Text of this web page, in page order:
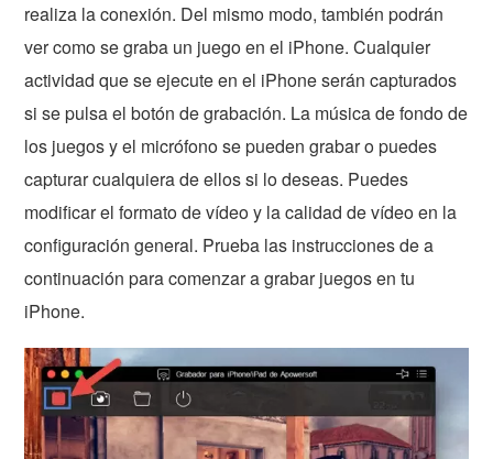
realiza la conexión. Del mismo modo, también podrán
ver como se graba un juego en el iPhone. Cualquier
actividad que se ejecute en el iPhone serán capturados
si se pulsa el botón de grabación. La música de fondo de
los juegos y el micrófono se pueden grabar o puedes
capturar cualquiera de ellos si lo deseas. Puedes
modificar el formato de vídeo y la calidad de vídeo en la
configuración general. Prueba las instrucciones de a
continuación para comenzar a grabar juegos en tu
iPhone.